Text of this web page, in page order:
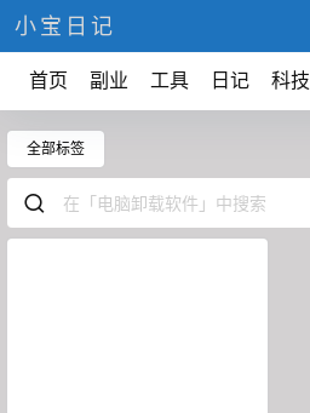
小宝日记
首页 副业 工具 日记 科技
全部标签